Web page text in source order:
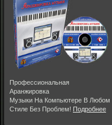
Профессиональная
Аранжировка
Музыки На Компьютере В Любом
Стиле Без Проблем! Подробнее